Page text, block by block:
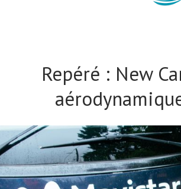
Repéré : New